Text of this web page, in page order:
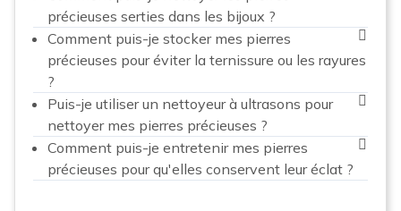
précieuses serties dans les bijoux ?
Comment puis-je stocker mes pierres
précieuses pour éviter la ternissure ou les rayures
?
Puis-je utiliser un nettoyeur à ultrasons pour
nettoyer mes pierres précieuses ?
Comment puis-je entretenir mes pierres
précieuses pour qu'elles conservent leur éclat ?